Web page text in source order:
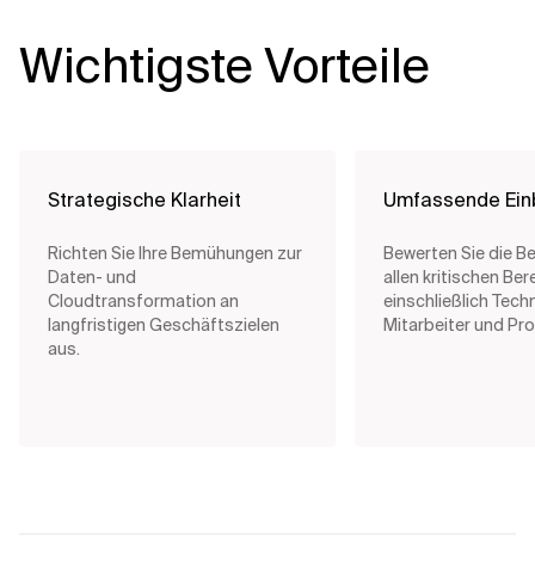
Wichtigste Vorteile
Strategische Klarheit
Richten Sie Ihre Bemühungen zur
Daten- und
Cloudtransformation an
langfristigen Geschäftszielen
aus.
Umfassende
Bewerten Sie die
allen kritischen
einschließlich
Mitarbeiter und